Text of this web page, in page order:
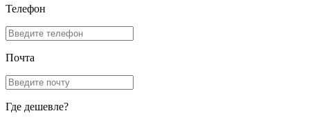
Телефон
Почта
Где дешевле?